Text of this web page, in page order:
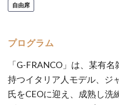
自由席
プログラム
「G-FRANCO」は、某有
持つイタリア人モデル、ジ
氏をCEOに迎え、成熟し洗